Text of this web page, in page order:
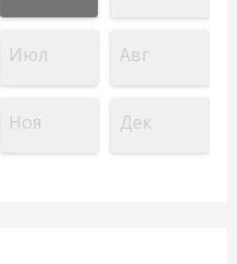
Июл Авг
Ноя Дек